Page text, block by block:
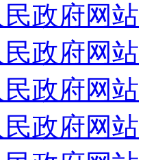
政府网站
政府网站
政府网站
政府网站